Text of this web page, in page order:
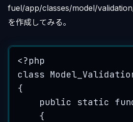
fuel/app/classes/model/
を作成してみる。
<?php
class
{
public
static
{